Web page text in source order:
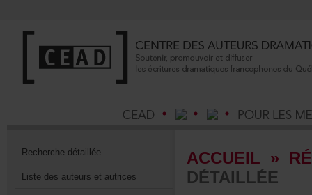
Recherchedétaillée
Listedesauteursetautrices
ACCUEIL »
DÉTAILLÉE